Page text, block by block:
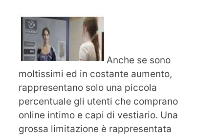
Anche se sono
moltissimi ed in costante aumento,
rappresentano solo una piccola
percentuale gli utenti che comprano
online intimo e capi di vestiario. Una
grossa limitazione è rappresentata